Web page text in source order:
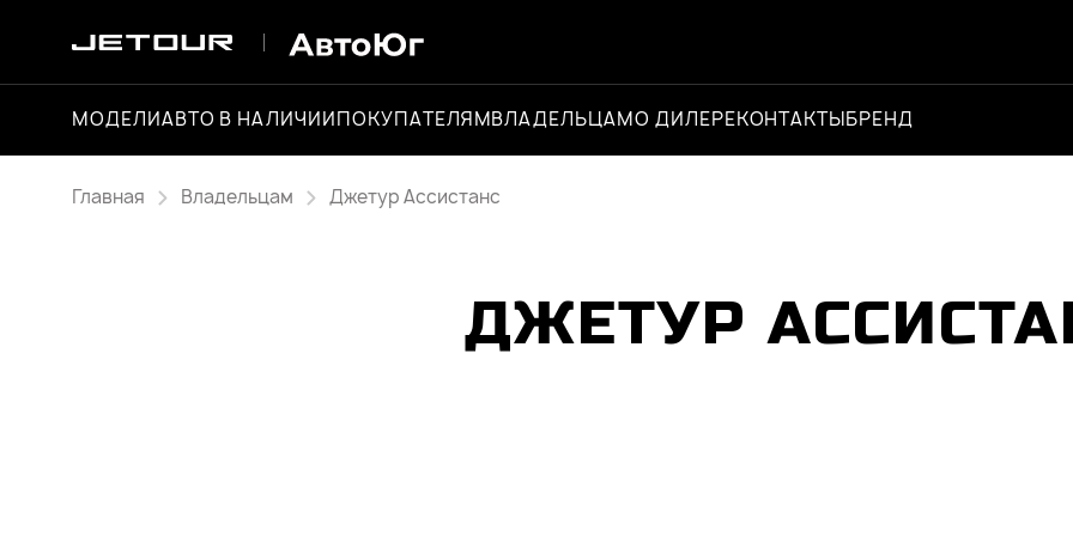
МОДЕЛИАВТО В НАЛИЧИИПОКУПАТЕЛЯМВЛАДЕЛЬЦАМО ДИЛЕРЕКОНТАКТЫБРЕНД
Главная Владельцам Джетур Ассистанс
ДЖЕТУР